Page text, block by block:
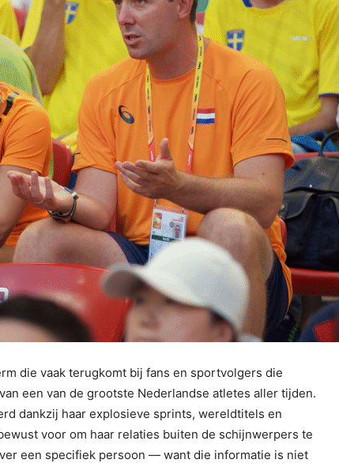
die vaak terugkomt bij fans en sportvolgers die
een van de grootste Nederlandse atletes aller tijden.
dankzij haar explosieve sprints, wereldtitels en
voor om haar relaties buiten de schijnwerpers te
een specifiek persoon — want die informatie is niet